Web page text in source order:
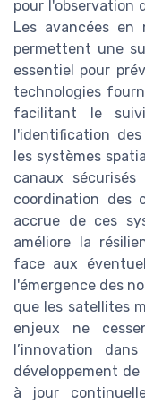
pour l'observation
Les avancées en
permettent une
essentiel pour
technologies
facilitant le
l'identification
les systèmes
canaux
coordination des
accrue de ces
améliore la
face aux
l'émergence des
que les satellites
enjeux ne
l’innovation
développement
à jour